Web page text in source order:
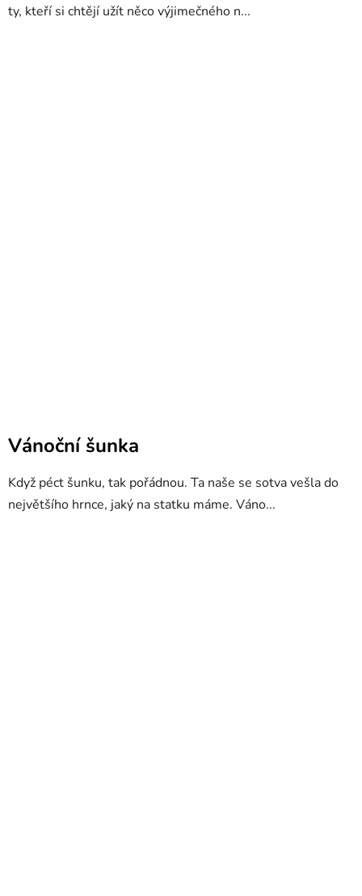
ty, kteří si chtějí užít něco výjimečného n...
Vánoční šunka
Když péct šunku, tak pořádnou. Ta naše se sotva vešla do
největšího hrnce, jaký na statku máme. Váno...